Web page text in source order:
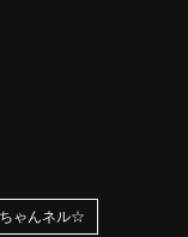
ゃんネル☆